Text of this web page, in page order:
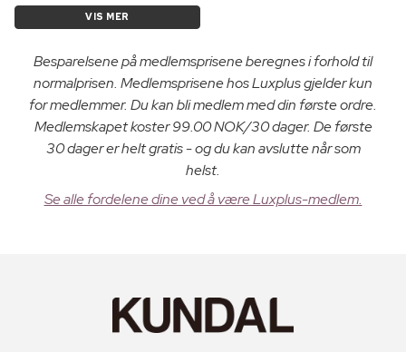
VIS MER
Besparelsene på medlemsprisene beregnes i forhold til
normalprisen. Medlemsprisene hos Luxplus gjelder kun
for medlemmer. Du kan bli medlem med din første ordre.
Medlemskapet koster 99.00 NOK/30 dager. De første
30 dager er helt gratis - og du kan avslutte når som
helst.
Se alle fordelene dine ved å være Luxplus-medlem.